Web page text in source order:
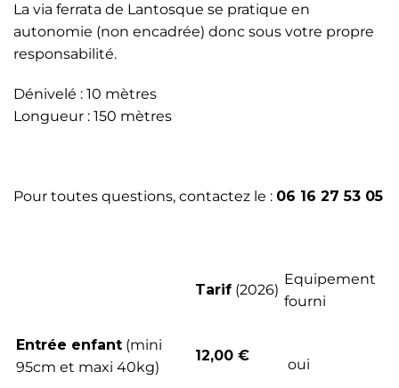
La via ferrata de Lantosque se pratique en
autonomie (non encadrée) donc sous votre propre
responsabilité.
Dénivelé : 10 mètres
Longueur : 150 mètres
Pour toutes questions, contactez le : 06 16 27 53 05
Tarif (2026)
Equipement
fourni
Entrée enfant (mini
95cm et maxi 40kg)
12,00 €
oui